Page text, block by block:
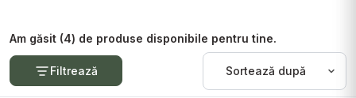
Am găsit (4) de produse disponibile pentru tine.
Filtrează